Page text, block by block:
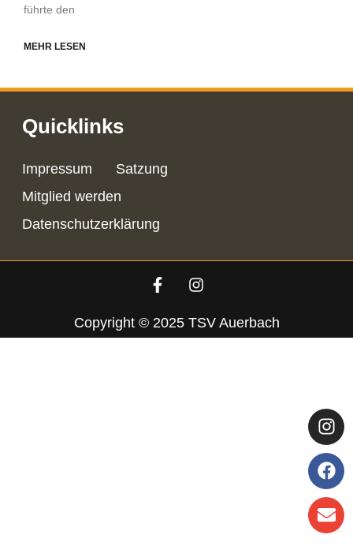
führte den
MEHR LESEN
Quicklinks
Impressum
Satzung
Mitglied werden
Datenschutzerklärung
Copyright © 2025 TSV Auerbach